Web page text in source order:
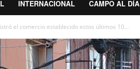
INTERNACIONAL CAMPO AL DÍA
el comercio establecido estos últimos 10...